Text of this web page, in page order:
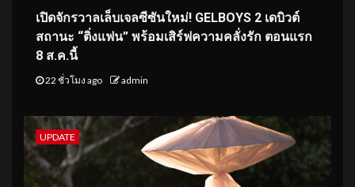
เปิดจักรวาลเล็บเจลซีซันใหม่! GELBOYS 2 เดบิวต์
สถานะ “ติ่งแฟน” พร้อมเสิร์ฟความคลั่งรัก ตอนแรก
8 ส.ค.นี้
22 ชั่วโมง ago admin
UPDATE